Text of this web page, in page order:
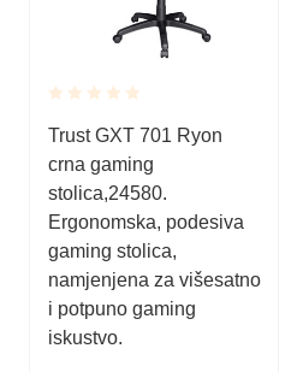
Rated
0.001
out
of
5
Trust GXT 701 Ryon
crna gaming
stolica,24580.
Ergonomska, podesiva
gaming stolica,
namjenjena za višesatno
i potpuno gaming
iskustvo.